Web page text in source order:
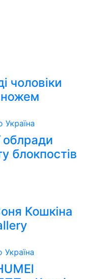
чоловіки
ножем
Україна
облради
блокпостів
Кошкіна
Україна